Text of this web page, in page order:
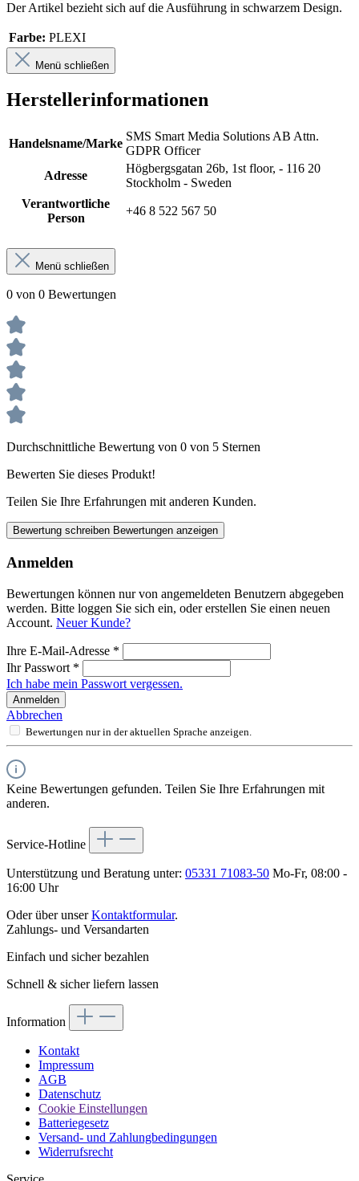
Der Artikel bezieht sich auf die Ausführung in schwarzem Design.
Farbe: PLEXI
Menü schließen
Herstellerinformationen
Handelsname/Marke
SMS Smart Media Solutions AB Attn.
GDPR Officer
Adresse
Högbergsgatan 26b, 1st floor, - 116 20
Stockholm - Sweden
Verantwortliche
Person
+46 8 522 567 50
Menü schließen
0 von 0 Bewertungen
Durchschnittliche Bewertung von 0 von 5 Sternen
Bewerten Sie dieses Produkt!
Teilen Sie Ihre Erfahrungen mit anderen Kunden.
Bewertung schreiben Bewertungen anzeigen
Anmelden
Bewertungen können nur von angemeldeten Benutzern abgegeben
werden. Bitte loggen Sie sich ein, oder erstellen Sie einen neuen
Account. Neuer Kunde?
Ihre E-Mail-Adresse *
Ihr Passwort *
Ich habe mein Passwort vergessen.
Anmelden
Abbrechen
Bewertungen nur in der aktuellen Sprache anzeigen.
Keine Bewertungen gefunden. Teilen Sie Ihre Erfahrungen mit
anderen.
Service-Hotline
Unterstützung und Beratung unter: 05331 71083-50 Mo-Fr, 08:00 -
16:00 Uhr
Oder über unserKontaktformular.
Zahlungs- und Versandarten
Einfach und sicher bezahlen
Schnell & sicher liefern lassen
Information
Kontakt
Impressum
AGB
Datenschutz
Cookie Einstellungen
Batteriegesetz
Versand- und Zahlungbedingungen
Widerrufsrecht